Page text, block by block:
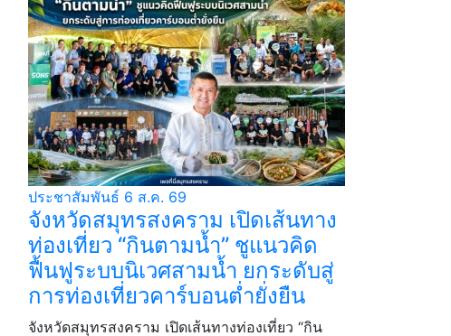
ประชาสัมพันธ์ 6 ส.ค. 69
จังหวัดสมุทรสงคราม เปิดเส้นทาง
ท่องเที่ยว “กินตามน้ำ” ชูแนวคิด
ฟื้นฟูระบบนิเวศสามน้ำ ยกระดับสู่
การท่องเที่ยวคาร์บอนต่ำยั่งยืน
จังหวัดสมุทรสงคราม เปิดเส้นทางท่องเที่ยว “กิน